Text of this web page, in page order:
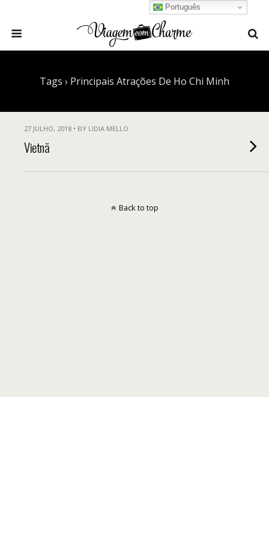
Tags › Principais Atrações De Ho Chi Minh
27 JULHO, 2018 • BY LIDIA MELLO
Vietnã
Português
Back to top